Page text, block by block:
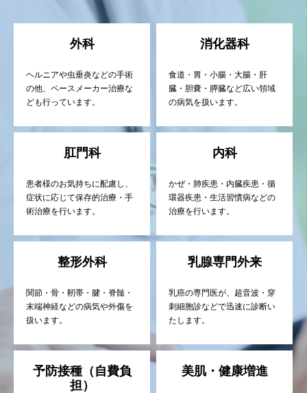
外科
ヘルニアや虫垂炎などの手術
の他、ペースメーカー治療な
ども行っています。
消化器科
食道・胃・小腸・大腸・肝
臓・胆嚢・膵臓など広い領域
の病気を扱います。
肛門科
患者様のお気持ちに配慮し、
症状に応じて保存的治療・手
術治療を行います。
内科
かぜ・肺疾患・内臓疾患・循
環器疾患・生活習慣病などの
治療を行います。
整形外科
関節・骨・靭帯・腱・脊髄・
末端神経などの病気や外傷を
扱います。
乳腺専門外来
乳癌の専門医が、超音波・穿
刺細胞診などで迅速に診断い
たします。
予防接種（自費負
担）
美肌・健康増進